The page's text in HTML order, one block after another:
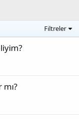
Filtreler